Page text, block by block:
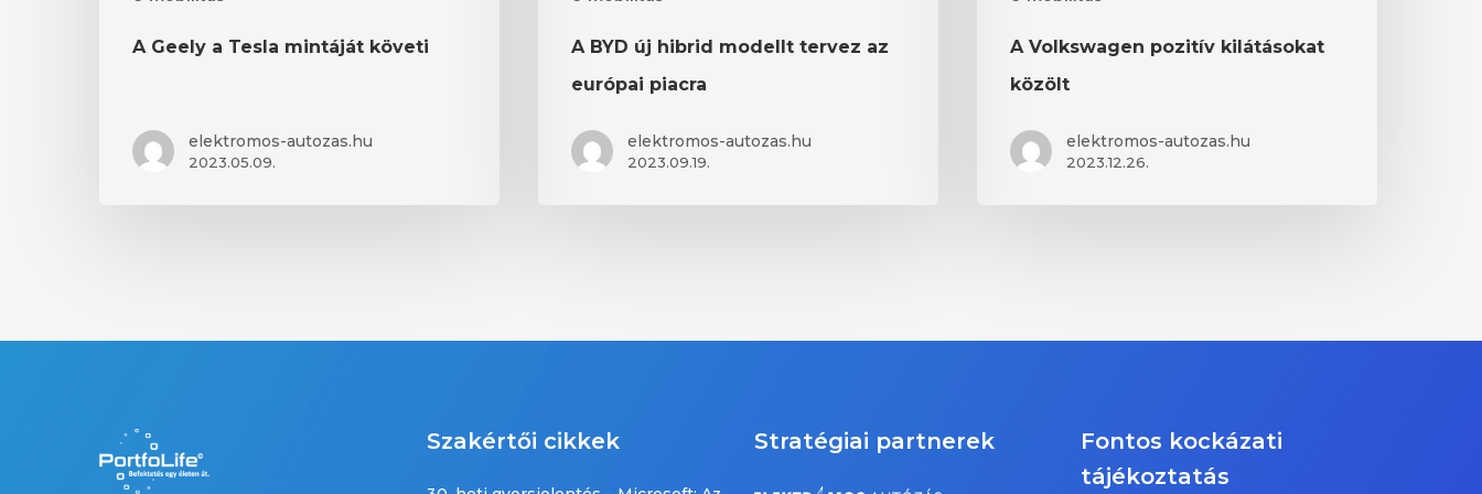
A Geely a Tesla mintáját követi
elektromos-autozas.hu
2023.05.09.
A BYD új hibrid modellt tervez az
európai piacra
elektromos-autozas.hu
2023.09.19.
A Volkswagen pozitív kilátásokat
közölt
elektromos-autozas.hu
2023.12.26.
Szakértői cikkek Stratégiai partnerek
Fontos kockázati
tájékoztatás